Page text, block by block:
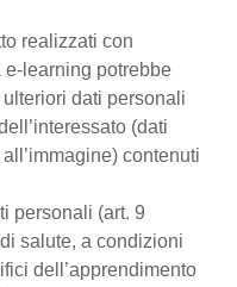
realizzati con
e-learning potrebbe
dati personali
(dati
contenuti
personali (art. 9
salute, a condizioni
dell’apprendimento